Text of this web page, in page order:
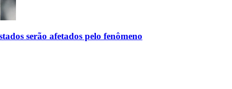
serão afetados pelo fenômeno